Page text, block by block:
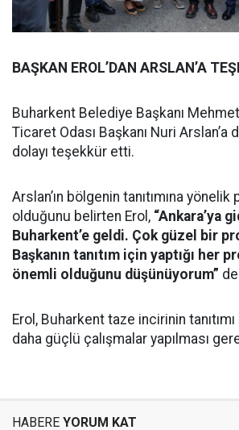
BAŞKAN EROL’DAN ARSLAN’A
Buharkent Belediye Başkanı
Ticaret Odası Başkanı Nuri
dolayı teşekkür etti.
Arslan’ın bölgenin tanıtımına
olduğunu belirten Erol, “Ankara’ya
Buharkent’e geldi. Çok güzel bir
Başkanın tanıtım için yaptığı her
önemli olduğunu düşünüyorum”
Erol, Buharkent taze incirinin
daha güçlü çalışmalar yapılması
HABERE YORUM KAT